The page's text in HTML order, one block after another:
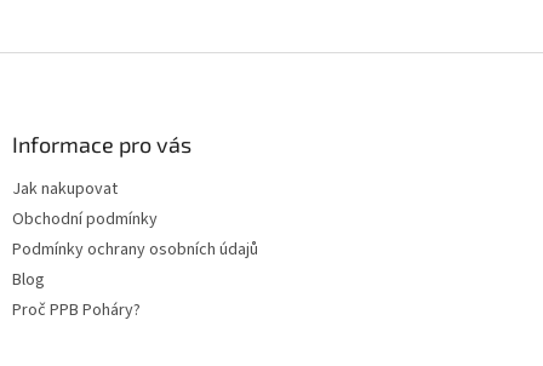
Informace pro vás
Jak nakupovat
Obchodní podmínky
Podmínky ochrany osobních údajů
Blog
Proč PPB Poháry?